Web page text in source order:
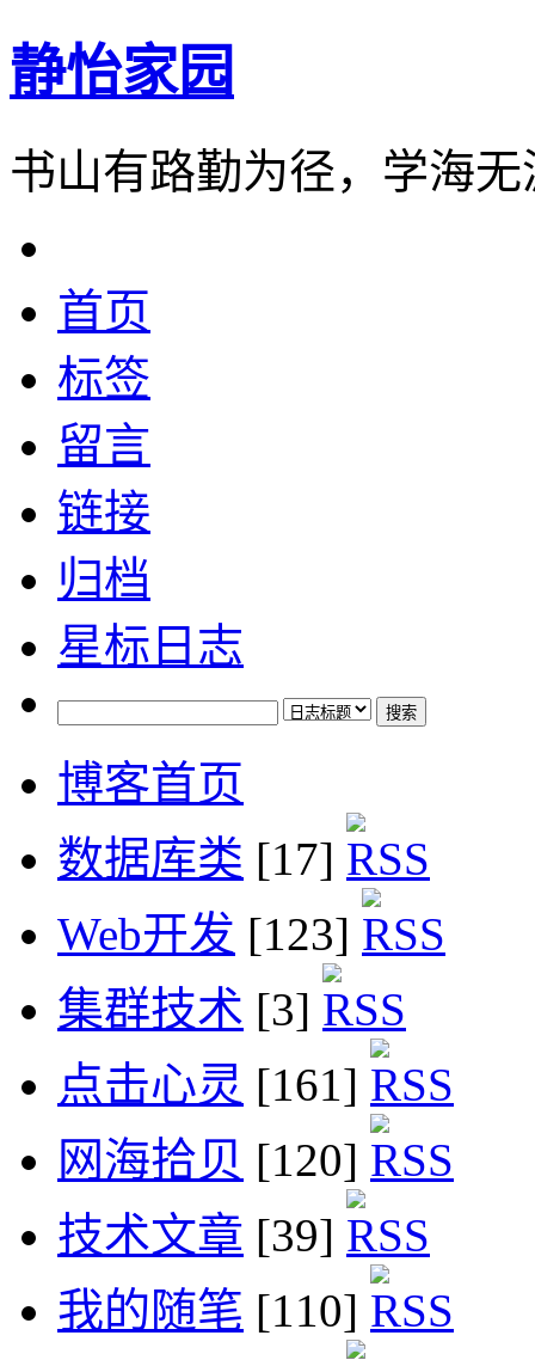
静怡家园
书山有路勤为径，学海
首页
标签
留言
链接
归档
星标日志
博客首页
数据库类 [17]
Web开发 [123]
集群技术 [3]
点击心灵 [161]
网海拾贝 [120]
技术文章 [39]
我的随笔 [110]